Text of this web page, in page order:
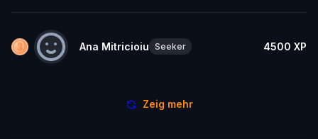
Ana Mitricioiu Seeker 4500 XP
Zeig mehr